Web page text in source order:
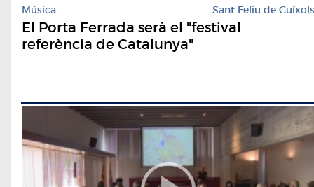
Música Sant Feliu de Guíxols
El Porta Ferrada serà el "festival
referència de Catalunya"